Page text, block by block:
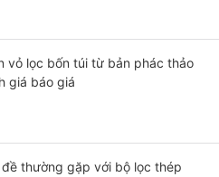
vỏ lọc bốn túi từ bản phác thảo
giá báo giá
đề thường gặp với bộ lọc thép